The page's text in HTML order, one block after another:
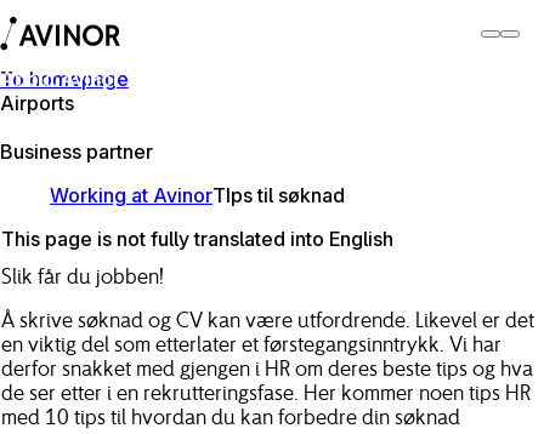
To homepage
Airports
Business partner
About Avinor
Working at AvinorTIps til søknad
This page is not fully translated into English
Slik får du jobben!
Å skrive søknad og CV kan være utfordrende. Likevel er det
en viktig del som etterlater et førstegangsinntrykk. Vi har
derfor snakket med gjengen i HR om deres beste tips og hva
de ser etter i en rekrutteringsfase. Her kommer noen tips HR
med 10 tips til hvordan du kan forbedre din søknad